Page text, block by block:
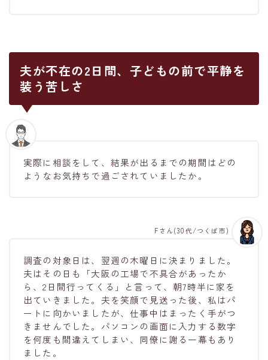
夫が不在の2日間、子どもの前で平静を
装う苦しさ
実際に相談をして、結果が出るまでの期間はどの
ようなお気持ちで過ごされていましたか。
調査の対象日は、翌週の木曜日に決まりました。
夫はその日も「大阪の工場で不具合があったか
ら、2日間行ってくる」と言って、朝7時半に家を
出ていきました。夫を笑顔で見送った後、私はパ
ートに向かいましたが、仕事中はまったく手がつ
きませんでした。パソコンの画面に入力する数字
を何度も間違えてしまい、同僚に謝る一幕もあり
ました。
Fさん(30代/つくば市)